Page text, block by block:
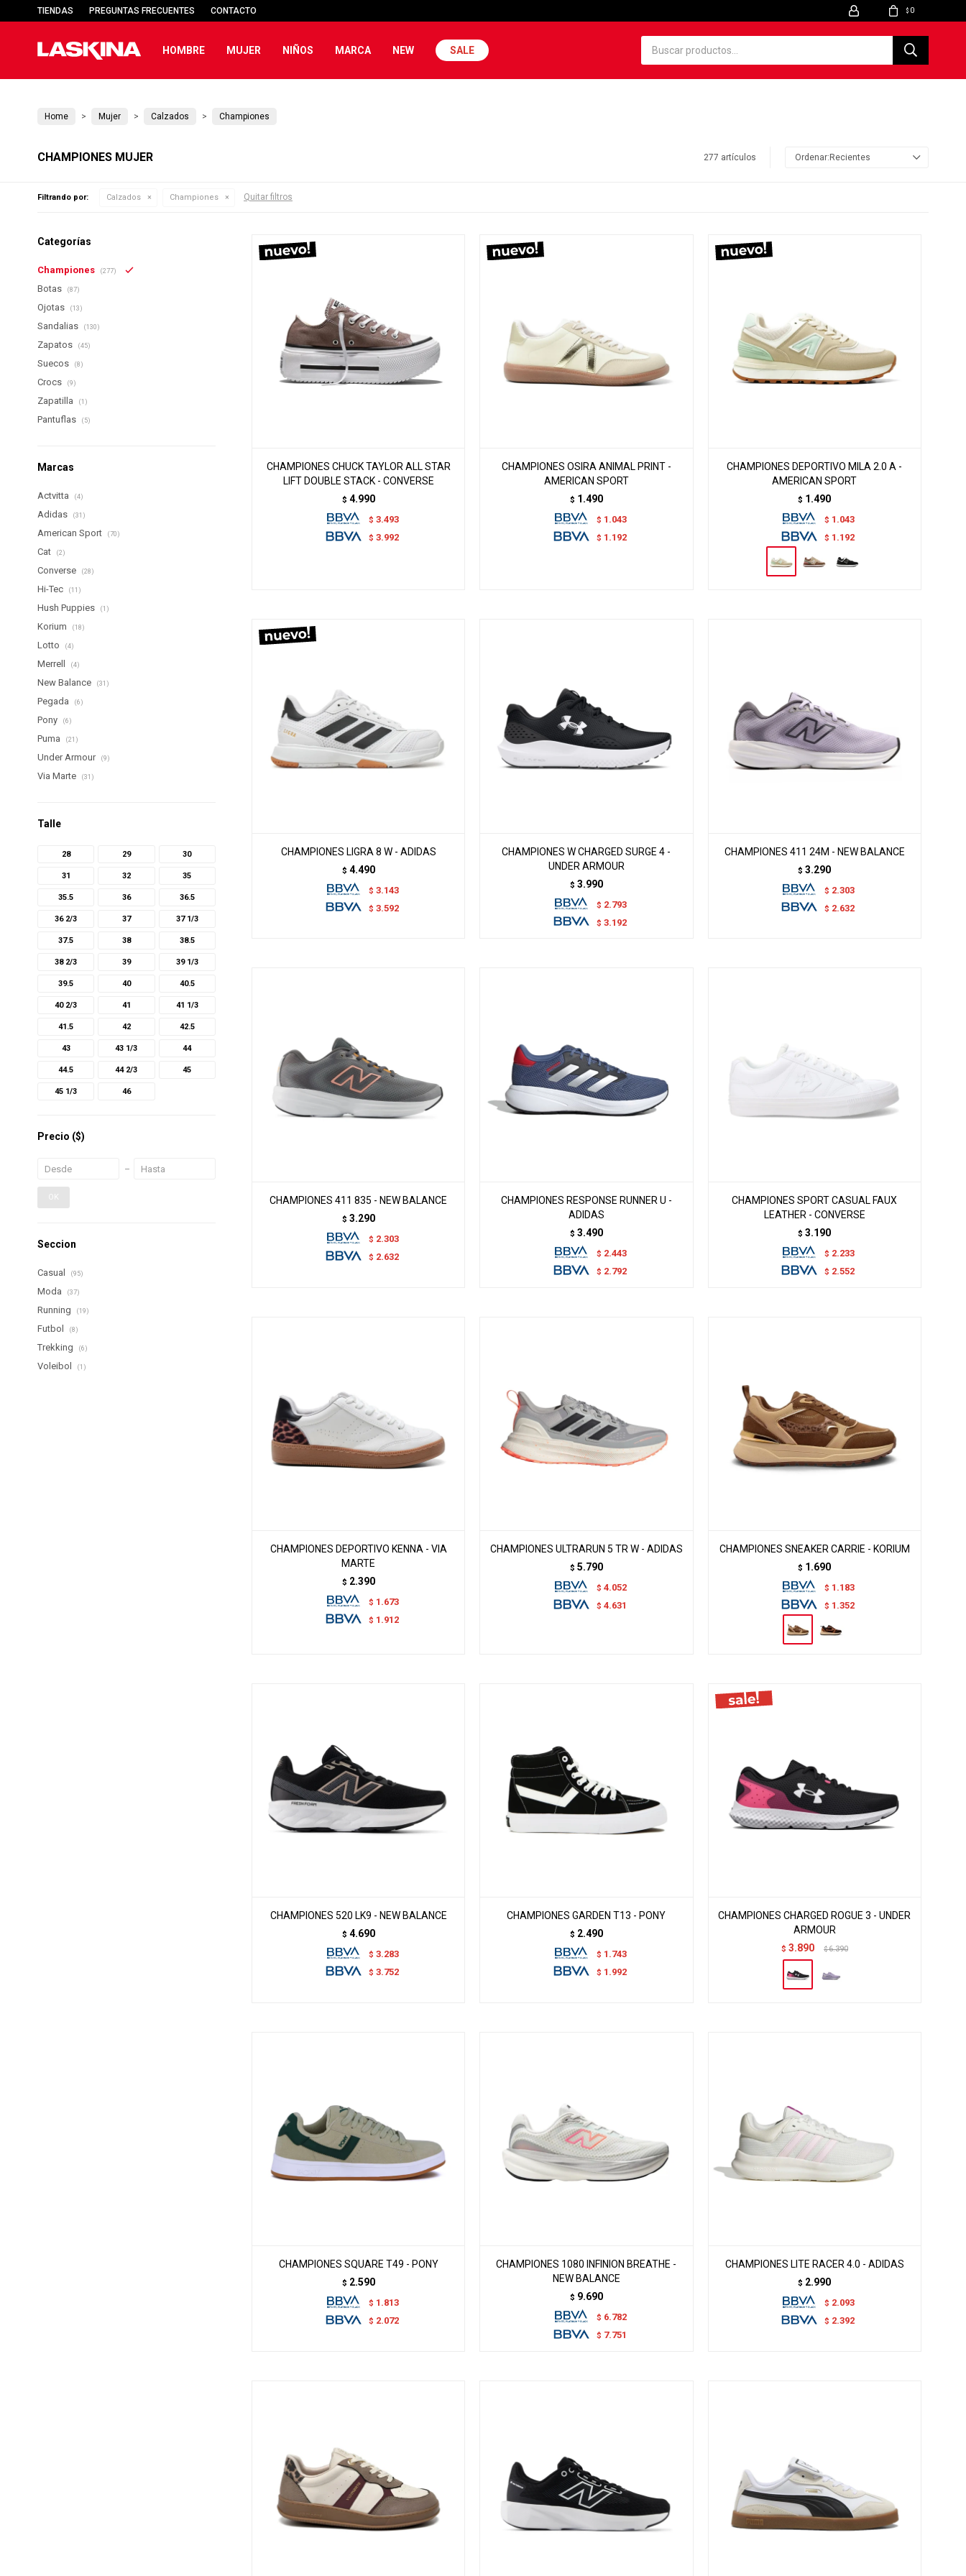
HOMBRE MUJER NIÑOS MARCA NEW SALE
$ 0
TIENDAS PREGUNTAS FRECUENTES CONTACTO
Home Mujer Calzados Championes
CHAMPIONES MUJER 277 artículos Recientes
Filtrando por: Calzados Championes Quitar filtros
CHAMPIONES CHUCK TAYLOR ALL STAR
LIFT DOUBLE STACK - CONVERSE
$ 4.990
$ 3.493
$ 3.992
CHAMPIONES OSIRA ANIMAL PRINT -
AMERICAN SPORT
$ 1.490
$ 1.043
$ 1.192
CHAMPIONES DEPORTIVO MILA 2.0 A -
AMERICAN SPORT
$ 1.490
$ 1.043
$ 1.192
CHAMPIONES LIGRA 8 W - ADIDAS
$ 4.490
$ 3.143
$ 3.592
CHAMPIONES W CHARGED SURGE 4 -
UNDER ARMOUR
$ 3.990
$ 2.793
$ 3.192
CHAMPIONES 411 24M - NEW BALANCE
$ 3.290
$ 2.303
$ 2.632
CHAMPIONES 411 835 - NEW BALANCE
$ 3.290
$ 2.303
$ 2.632
CHAMPIONES RESPONSE RUNNER U -
ADIDAS
$ 3.490
$ 2.443
$ 2.792
CHAMPIONES SPORT CASUAL FAUX
LEATHER - CONVERSE
$ 3.190
$ 2.233
$ 2.552
CHAMPIONES DEPORTIVO KENNA - VIA
MARTE
$ 2.390
$ 1.673
$ 1.912
CHAMPIONES ULTRARUN 5 TR W - ADIDAS
$ 5.790
$ 4.052
$ 4.631
CHAMPIONES SNEAKER CARRIE - KORIUM
$ 1.690
$ 1.183
$ 1.352
CHAMPIONES 520 LK9 - NEW BALANCE
$ 4.690
$ 3.283
$ 3.752
CHAMPIONES GARDEN T13 - PONY
$ 2.490
$ 1.743
$ 1.992
CHAMPIONES CHARGED ROGUE 3 - UNDER
ARMOUR
$ 3.890 $ 6.390
CHAMPIONES SQUARE T49 - PONY
$ 2.590
$ 1.813
$ 2.072
CHAMPIONES 1080 INFINION BREATHE -
NEW BALANCE
$ 9.690
$ 6.782
$ 7.751
CHAMPIONES LITE RACER 4.0 - ADIDAS
$ 2.990
$ 2.093
$ 2.392
Categorías
Championes (277)
Botas (87)
Ojotas (13)
Sandalias (130)
Zapatos (45)
Suecos (8)
Crocs (9)
Zapatilla (1)
Pantuflas (5)
Marcas
Actvitta (4)
Adidas (31)
American Sport (70)
Cat (2)
Converse (28)
Hi-Tec (11)
Hush Puppies (1)
Korium (18)
Lotto (4)
Merrell (4)
New Balance (31)
Pegada (6)
Pony (6)
Puma (21)
Under Armour (9)
Via Marte (31)
Talle
28 29 30
31 32 35
35.5 36 36.5
36 2/3 37 37 1/3
37.5 38 38.5
38 2/3 39 39 1/3
39.5 40 40.5
40 2/3 41 41 1/3
41.5 42 42.5
43 43 1/3 44
44.5 44 2/3 45
45 1/3 46
Precio ($)
OK
Seccion
Casual (95)
Moda (37)
Running (19)
Futbol (8)
Trekking (6)
Voleibol (1)